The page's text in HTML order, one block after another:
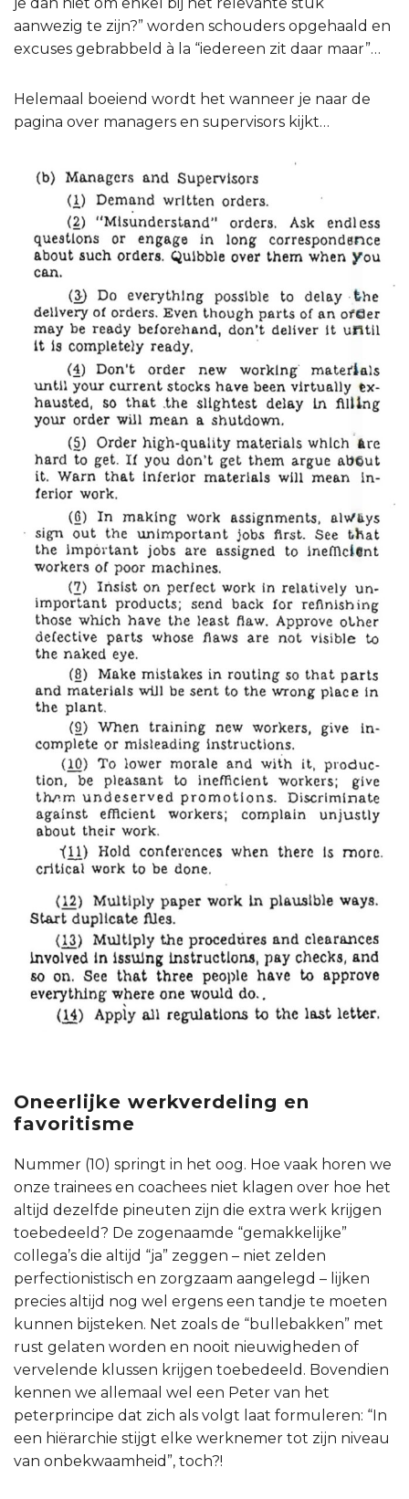
aanwezig te zijn?” worden schouders opgehaald en
excuses gebrabbeld à la “iedereen zit daar maar”…
Helemaal boeiend wordt het wanneer je naar de
pagina over managers en supervisors kijkt…
Oneerlijke werkverdeling en
favoritisme
Nummer (10) springt in het oog. Hoe vaak horen we
onze trainees en coachees niet klagen over hoe het
altijd dezelfde pineuten zijn die extra werk krijgen
toebedeeld? De zogenaamde “gemakkelijke”
collega’s die altijd “ja” zeggen – niet zelden
perfectionistisch en zorgzaam aangelegd – lijken
precies altijd nog wel ergens een tandje te moeten
kunnen bijsteken. Net zoals de “bullebakken” met
rust gelaten worden en nooit nieuwigheden of
vervelende klussen krijgen toebedeeld. Bovendien
kennen we allemaal wel een Peter van het
peterprincipe dat zich als volgt laat formuleren: “In
een hiërarchie stijgt elke werknemer tot zijn niveau
van onbekwaamheid”, toch?!